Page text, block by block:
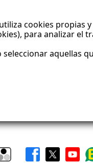
cookies propias
para analizar el
aquellas